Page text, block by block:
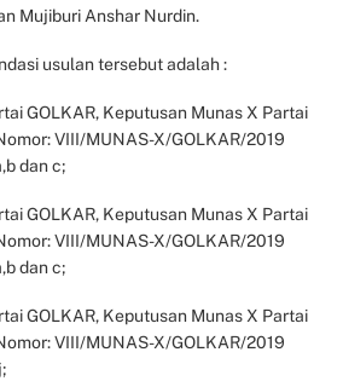
Mujiburi Anshar Nurdin.
usulan tersebut adalah :
GOLKAR, Keputusan Munas X Partai
VIII/MUNAS-X/GOLKAR/2019
dan c;
GOLKAR, Keputusan Munas X Partai
VIII/MUNAS-X/GOLKAR/2019
dan c;
GOLKAR, Keputusan Munas X Partai
VIII/MUNAS-X/GOLKAR/2019